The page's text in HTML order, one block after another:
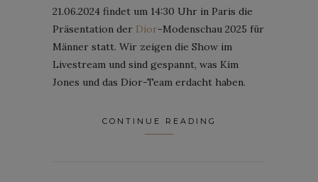
21.06.2024 findet um 14:30 Uhr in Paris die
Präsentation der Dior-Modenschau 2025 für
Männer statt. Wir zeigen die Show im
Livestream und sind gespannt, was Kim
Jones und das Dior-Team erdacht haben.
CONTINUE READING